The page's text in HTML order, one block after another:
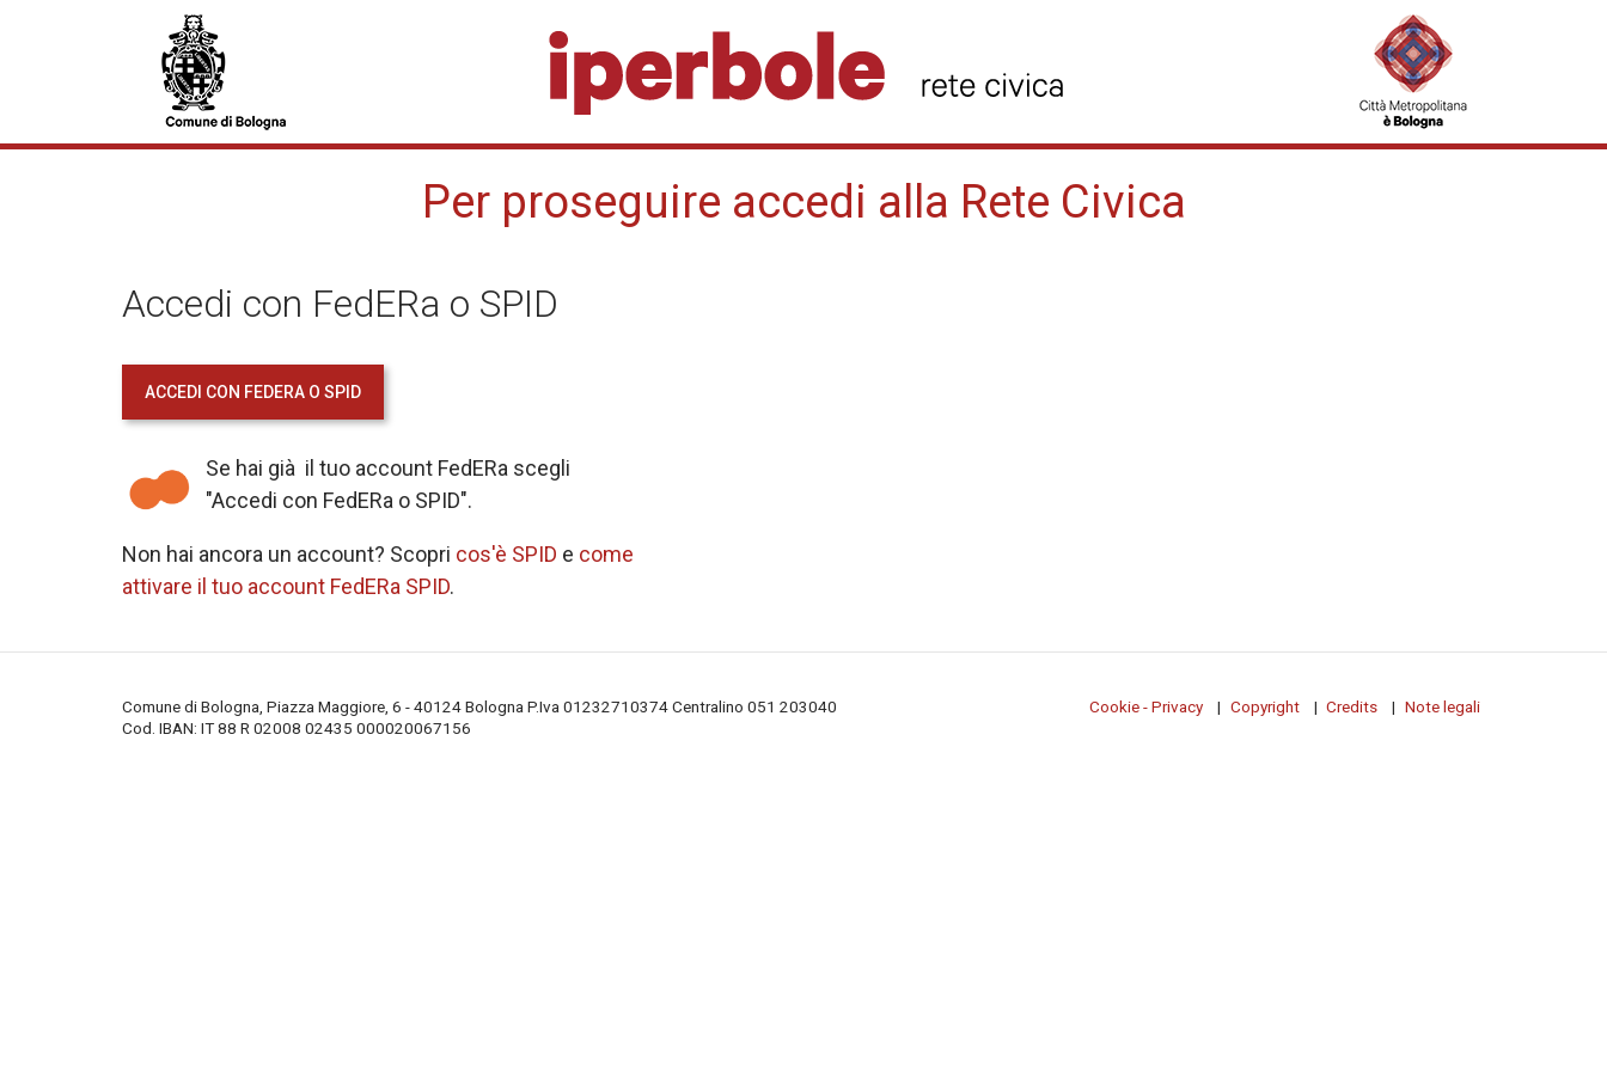
Per proseguire accedi alla Rete Civica
Accedi con FedERa o SPID
ACCEDI CON FEDERA O SPID
Se hai già il tuo account FedERa scegli
"Accedi con FedERa o SPID".
Non hai ancora un account? Scopri cos'è SPID e come
attivare il tuo account FedERa SPID.
Comune di Bologna, Piazza Maggiore, 6 - 40124 Bologna P.Iva 01232710374 Centralino 051 203040
Cod. IBAN: IT 88 R 02008 02435 000020067156
Cookie - Privacy Copyright Credits Note legali